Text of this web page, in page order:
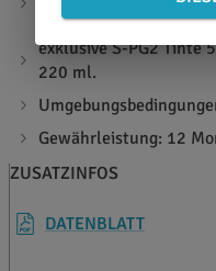
Reinigungsflüssigkeit
exklusive S-PG2 Tinte
220 ml.
Gewährleistung: 12
ZUSATZINFOS
DATENBLATT